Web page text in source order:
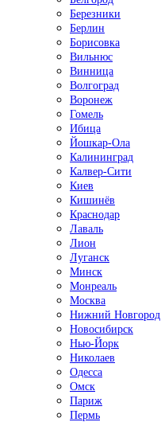
Березники
Берлин
Борисовка
Вильнюс
Винница
Волгоград
Воронеж
Гомель
Ибица
Йошкар-Ола
Калининград
Калвер-Сити
Киев
Кишинёв
Краснодар
Лаваль
Лион
Луганск
Минск
Монреаль
Москва
Нижний Новгород
Новосибирск
Нью-Йорк
Николаев
Одесса
Омск
Париж
Пермь